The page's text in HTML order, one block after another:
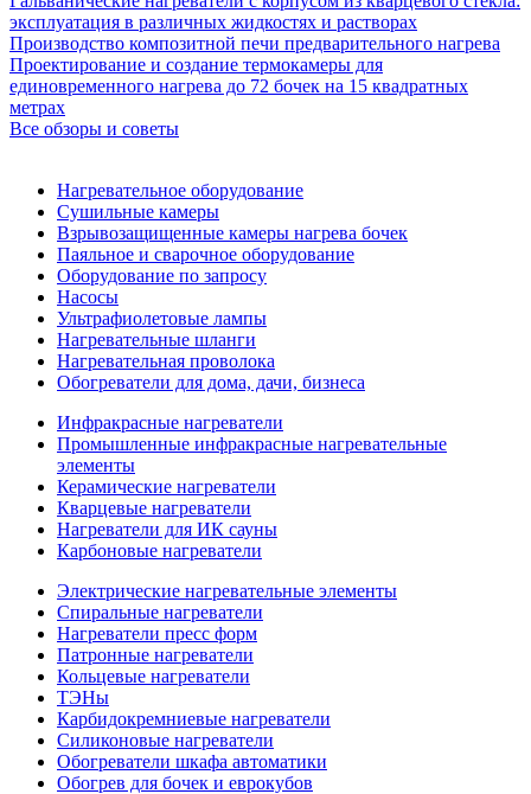
эксплуатация в различных жидкостях и растворах
Производство композитной печи предварительного нагрева
Проектирование и создание термокамеры для
единовременного нагрева до 72 бочек на 15 квадратных
метрах
Все обзоры и советы
Нагревательное оборудование
Сушильные камеры
Взрывозащищенные камеры нагрева бочек
Паяльное и сварочное оборудование
Оборудование по запросу
Насосы
Ультрафиолетовые лампы
Нагревательные шланги
Нагревательная проволока
Обогреватели для дома, дачи, бизнеса
Инфракрасные нагреватели
Промышленные инфракрасные нагревательные
элементы
Керамические нагреватели
Кварцевые нагреватели
Нагреватели для ИК сауны
Карбоновые нагреватели
Электрические нагревательные элементы
Спиральные нагреватели
Нагреватели пресс форм
Патронные нагреватели
Кольцевые нагреватели
ТЭНы
Карбидокремниевые нагреватели
Силиконовые нагреватели
Обогреватели шкафа автоматики
Обогрев для бочек и еврокубов